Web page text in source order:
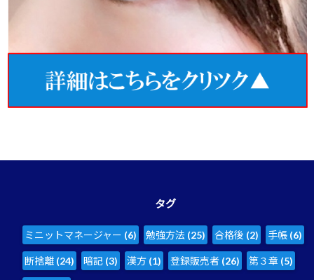
タグ
ミニットマネージャー (6) 勉強方法 (25) 合格後 (2) 手帳 (6)
断捨離 (24) 暗記 (3) 漢方 (1) 登録販売者 (26) 第３章 (5)